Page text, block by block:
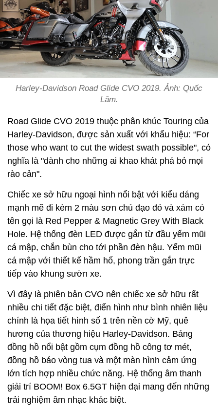
Harley-Davidson Road Glide CVO 2019. Ảnh: Quốc
Lâm.
Road Glide CVO 2019 thuộc phân khúc Touring của
Harley-Davidson, được sản xuất với khẩu hiệu: “For
those who want to cut the widest swath possible", có
nghĩa là "dành cho những ai khao khát phá bỏ mọi
rào cản".
Chiếc xe sở hữu ngoại hình nổi bật với kiểu dáng
mạnh mẽ đi kèm 2 màu sơn chủ đạo đỏ và xám có
tên gọi là Red Pepper & Magnetic Grey With Black
Hole. Hệ thống đèn LED được gắn từ đầu yếm mũi
cá mập, chắn bùn cho tới phần đèn hậu. Yếm mũi
cá mập với thiết kế hầm hố, phong trần gắn trực
tiếp vào khung sườn xe.
Vì đây là phiên bản CVO nên chiếc xe sở hữu rất
nhiều chi tiết đặc biệt, điển hình như bình nhiên liệu
chính là họa tiết hình số 1 trên nền cờ Mỹ, quê
hương của thương hiệu Harley-Davidson. Bảng
đồng hồ nổi bật gồm cụm đồng hồ công tơ mét,
đồng hồ báo vòng tua và một màn hình cảm ứng
lớn tích hợp nhiều chức năng. Hệ thống âm thanh
giải trí BOOM! Box 6.5GT hiện đại mang đến những
trải nghiệm âm nhạc khác biệt.